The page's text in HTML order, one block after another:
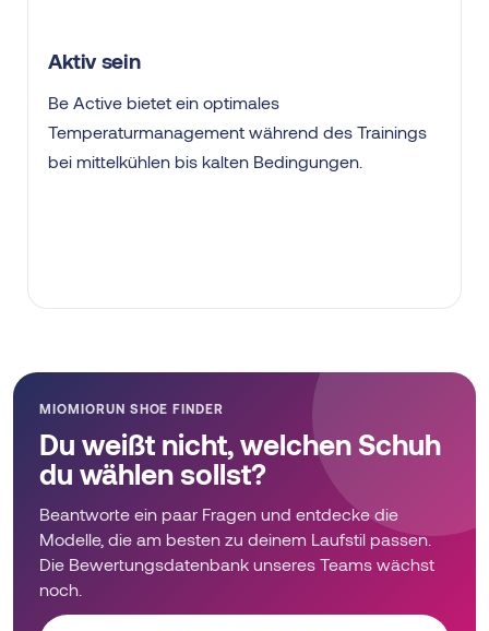
Aktiv sein
Be Active bietet ein optimales
Temperaturmanagement während des Trainings
bei mittelkühlen bis kalten Bedingungen.
MIOMIORUN SHOE FINDER
Du weißt nicht, welchen Schuh
du wählen sollst?
Beantworte ein paar Fragen und entdecke die
Modelle, die am besten zu deinem Laufstil passen.
Die Bewertungsdatenbank unseres Teams wächst
noch.